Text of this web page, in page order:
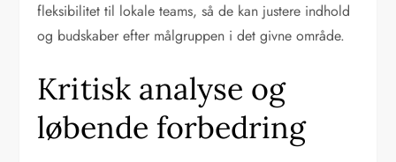
fleksibilitet til lokale teams, så de kan justere indhold
og budskaber efter målgruppen i det givne område.
Kritisk analyse og
løbende forbedring